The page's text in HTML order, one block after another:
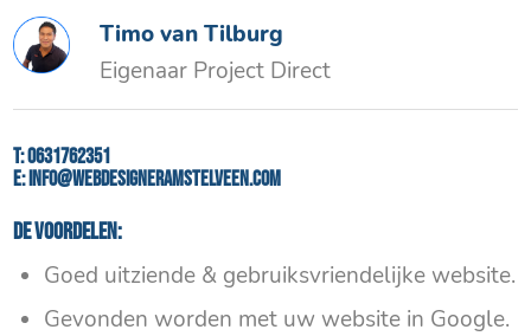
Timo van Tilburg
Eigenaar Project Direct
T:0631762351
E:info@webdesigneramstelveen.com
De voordelen:
Goed uitziende & gebruiksvriendelijke website.
Gevonden worden met uw website in Google.